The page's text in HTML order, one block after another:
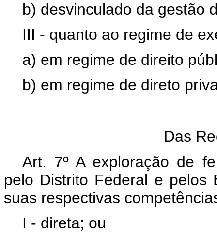
b) desvinculado da gestão
III - quanto ao regime de
a) em regime de direito
b) em regime de direto
Das
Art. 7º A exploração de
pelo Distrito Federal e pelos
suas respectivas
I - direta; ou